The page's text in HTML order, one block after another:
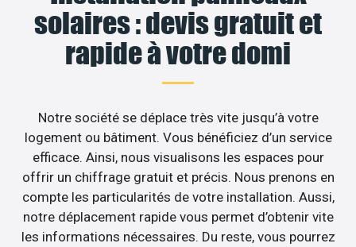
solaires : devis gratuit et
rapide à votre domi
Notre société se déplace très vite jusqu’à votre
logement ou bâtiment. Vous bénéficiez d’un service
efficace. Ainsi, nous visualisons les espaces pour
offrir un chiffrage gratuit et précis. Nous prenons en
compte les particularités de votre installation. Aussi,
notre déplacement rapide vous permet d’obtenir vite
les informations nécessaires. Du reste, vous pourrez